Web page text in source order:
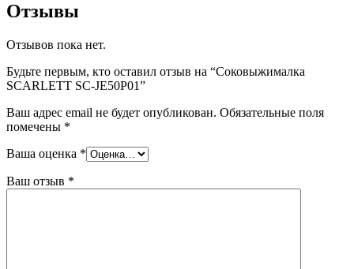
Отзывы
Отзывов пока нет.
Будьте первым, кто оставил отзыв на “Соковыжималка
SCARLETT SC-JE50P01”
Ваш адрес email не будет опубликован. Обязательные поля
помечены *
Ваша оценка *
Ваш отзыв *